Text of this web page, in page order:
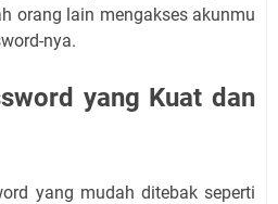
orang lain mengakses akunmu
nya.
yang Kuat dan
yang mudah ditebak seperti